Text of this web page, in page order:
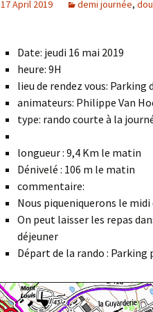
17 April 2019 demi journée,
Date: jeudi 16 mai 2019
heure: 9H
lieu de rendez vous: Parking
animateurs: Philippe Van
type: rando courte à la
longueur : 9,4 Km le matin
Dénivelé : 106 m le matin
commentaire:
Nous piqueniquerons le
On peut laisser les repas
déjeuner
Départ de la rando : Parking